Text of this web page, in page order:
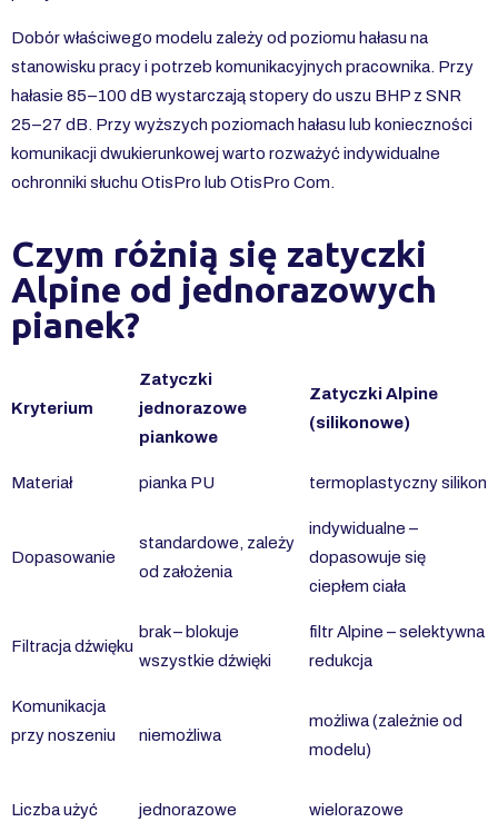
Dobór właściwego modelu zależy od poziomu hałasu na
stanowisku pracy i potrzeb komunikacyjnych pracownika. Przy
hałasie 85–100 dB wystarczają stopery do uszu BHP z SNR
25–27 dB. Przy wyższych poziomach hałasu lub konieczności
komunikacji dwukierunkowej warto rozważyć indywidualne
ochronniki słuchu OtisPro lub OtisPro Com
Czym różnią się zatyczki
Alpine od jednorazowych
pianek?
Kryterium
Zatyczki
jednorazowe
piankowe
Zatyczki Alpine
(silikonowe)
Materiał pianka PU termoplastyczny silikon
Dopasowanie
standardowe, zależy
od założenia
indywidualne –
dopasowuje się
ciepłem ciała
Filtracja dźwięku
brak – blokuje
wszystkie dźwięki
filtr Alpine – selektywna
redukcja
Komunikacja
przy noszeniu niemożliwa
możliwa (zależnie od
modelu)
Liczba użyć jednorazowe wielorazowe